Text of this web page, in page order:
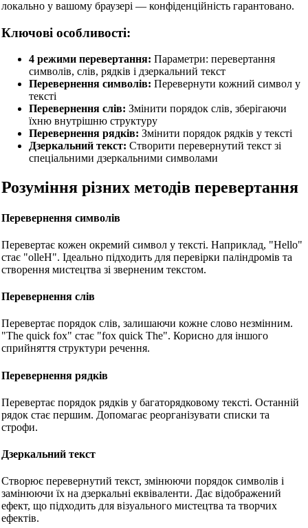
локально у вашому браузері — конфіденційність гарантовано.
Ключові особливості:
4 режими перевертання: Параметри: перевертання
символів, слів, рядків і дзеркальний текст
Перевернення символів: Перевернути кожний символ у
тексті
Перевернення слів: Змінити порядок слів, зберігаючи
їхню внутрішню структуру
Перевернення рядків: Змінити порядок рядків у тексті
Дзеркальний текст: Створити перевернутий текст зі
спеціальними дзеркальними символами
Розуміння різних методів перевертання
Перевернення символів
Перевертає кожен окремий символ у тексті. Наприклад, "Hello"
стає "olleH". Ідеально підходить для перевірки паліндромів та
створення мистецтва зі зверненим текстом.
Перевернення слів
Перевертає порядок слів, залишаючи кожне слово незмінним.
"The quick fox" стає "fox quick The". Корисно для іншого
сприйняття структури речення.
Перевернення рядків
Перевертає порядок рядків у багаторядковому тексті. Останній
рядок стає першим. Допомагає реорганізувати списки та
строфи.
Дзеркальний текст
Створює перевернутий текст, змінюючи порядок символів і
замінюючи їх на дзеркальні еквіваленти. Дає відображений
ефект, що підходить для візуального мистецтва та творчих
ефектів.